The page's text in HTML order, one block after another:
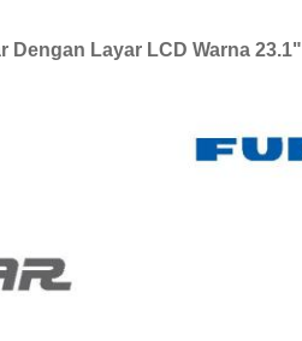
Dengan Layar LCD Warna 23.1"